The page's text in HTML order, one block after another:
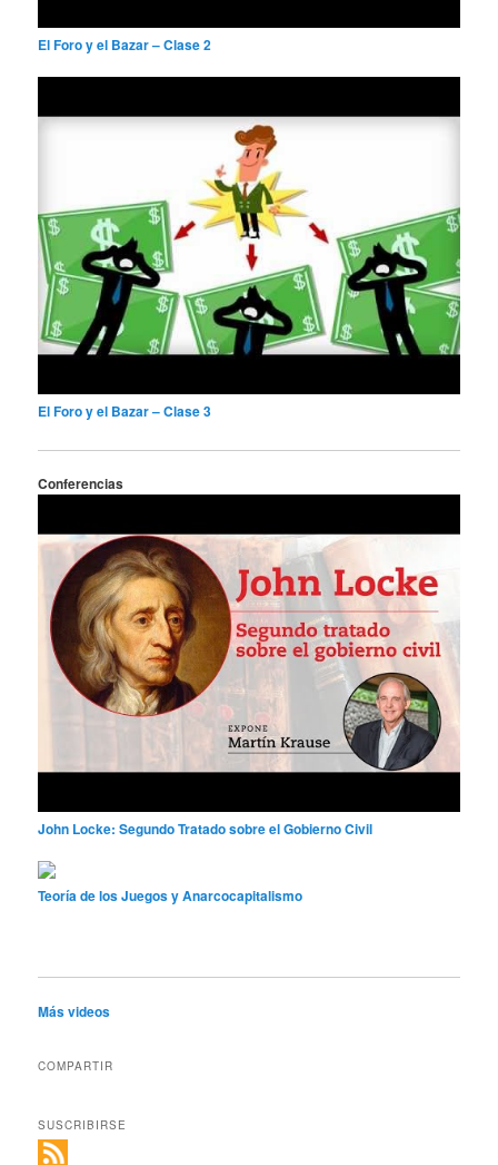
El Foro y el Bazar – Clase 2
El Foro y el Bazar – Clase 3
Conferencias
John Locke: Segundo Tratado sobre el Gobierno Civil
Teoría de los Juegos y Anarcocapitalismo
Más videos
COMPARTIR
SUSCRIBIRSE